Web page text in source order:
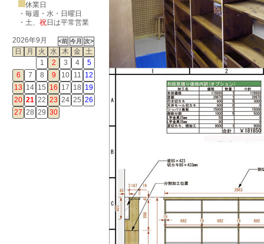
休業日
・毎週・水・日曜日
・ 土、 祝日は平常営業
2026年9月
日
月 火 水 木 金
土
1
2 3 4
5
6
7 8 9 10 11 12
13 14 15 16 17 18 19
20 21 22 23 24 25 26
27 28 29 30